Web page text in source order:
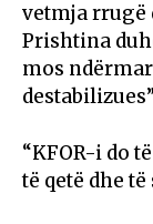
vetmja rrugë
Prishtina
mos
“KFOR-i do
të qetë dhe të